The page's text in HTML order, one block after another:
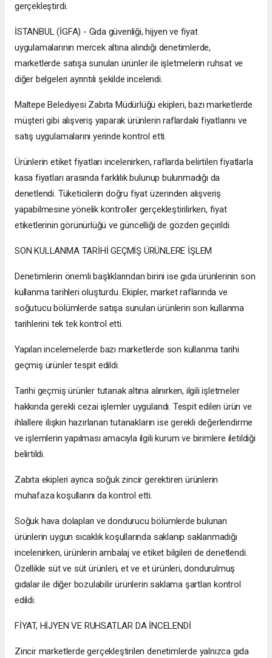
gerçekleştirdi.
İSTANBUL (İGFA) - Gıda güvenliği, hijyen ve fiyat
uygulamalarının mercek altına alındığı denetimlerde,
marketlerde satışa sunulan ürünler ile işletmelerin ruhsat ve
diğer belgeleri ayrıntılı şekilde incelendi.
Maltepe Belediyesi Zabıta Müdürlüğü ekipleri, bazı marketlerde
müşteri gibi alışveriş yaparak ürünlerin raflardaki fiyatlarını ve
satış uygulamalarını yerinde kontrol etti.
Ürünlerin etiket fiyatları incelenirken, raflarda belirtilen fiyatlarla
kasa fiyatları arasında farklılık bulunup bulunmadığı da
denetlendi. Tüketicilerin doğru fiyat üzerinden alışveriş
yapabilmesine yönelik kontroller gerçekleştirilirken, fiyat
etiketlerinin görünürlüğü ve güncelliği de gözden geçirildi.
SON KULLANMA TARİHİ GEÇMİŞ ÜRÜNLERE İŞLEM
Denetimlerin önemli başlıklarından birini ise gıda ürünlerinin son
kullanma tarihleri oluşturdu. Ekipler, market raflarında ve
soğutucu bölümlerde satışa sunulan ürünlerin son kullanma
tarihlerini tek tek kontrol etti.
Yapılan incelemelerde bazı marketlerde son kullanma tarihi
geçmiş ürünler tespit edildi.
Tarihi geçmiş ürünler tutanak altına alınırken, ilgili işletmeler
hakkında gerekli cezai işlemler uygulandı. Tespit edilen ürün ve
ihlallere ilişkin hazırlanan tutanakların ise gerekli değerlendirme
ve işlemlerin yapılması amacıyla ilgili kurum ve birimlere iletildiği
belirtildi.
Zabıta ekipleri ayrıca soğuk zincir gerektiren ürünlerin
muhafaza koşullarını da kontrol etti.
Soğuk hava dolapları ve dondurucu bölümlerde bulunan
ürünlerin uygun sıcaklık koşullarında saklanıp saklanmadığı
incelenirken, ürünlerin ambalaj ve etiket bilgileri de denetlendi.
Özellikle süt ve süt ürünleri, et ve et ürünleri, dondurulmuş
gıdalar ile diğer bozulabilir ürünlerin saklama şartları kontrol
edildi.
FİYAT, HİJYEN VE RUHSATLAR DA İNCELENDİ
Zincir marketlerde gerçekleştirilen denetimlerde yalnızca gıda